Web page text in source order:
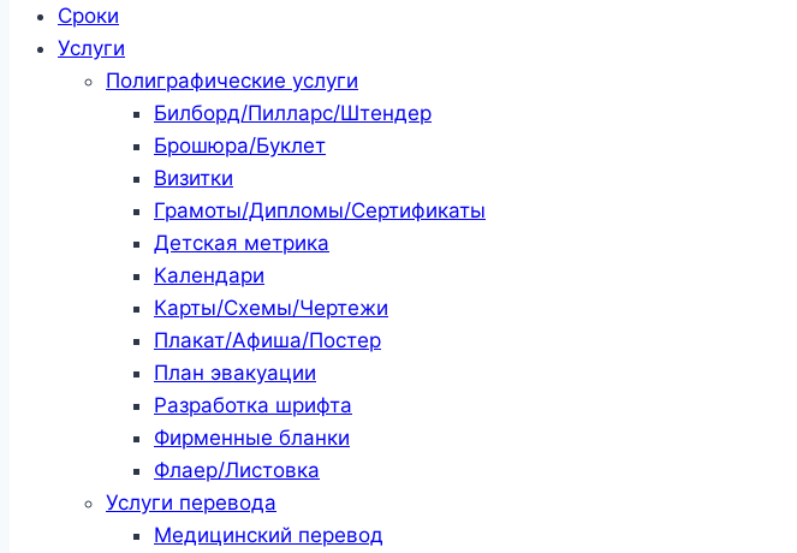
Сроки
Услуги
Полиграфические услуги
Билборд/Пилларс/Штендер
Брошюра/Буклет
Визитки
Грамоты/Дипломы/Сертификаты
Детская метрика
Календари
Карты/Схемы/Чертежи
Плакат/Афиша/Постер
План эвакуации
Разработка шрифта
Фирменные бланки
Флаер/Листовка
Услуги перевода
Медицинский перевод